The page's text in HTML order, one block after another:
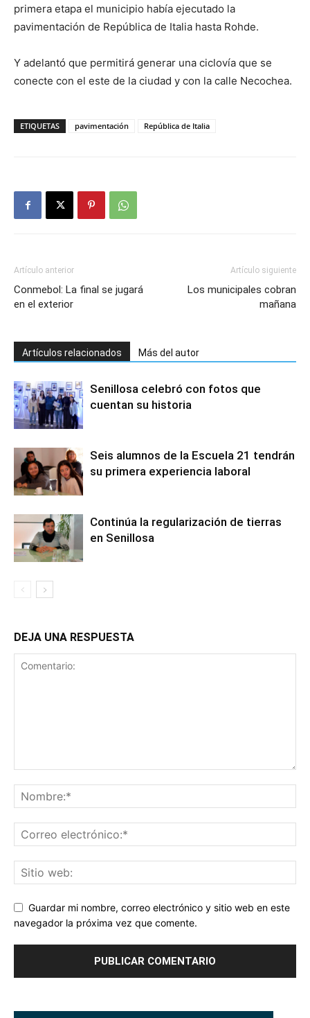
primera etapa el municipio había ejecutado la
pavimentación de República de Italia hasta Rohde.
Y adelantó que permitirá generar una ciclovía que se
conecte con el este de la ciudad y con la calle Necochea.
ETIQUETAS pavimentación República de Italia
Artículo anterior
Conmebol: La final se jugará
en el exterior
Artículo siguiente
Los municipales cobran
mañana
Artículos relacionados Más del autor
Senillosa celebró con fotos que
cuentan su historia
Seis alumnos de la Escuela 21 tendrán
su primera experiencia laboral
Continúa la regularización de tierras
en Senillosa
DEJA UNA RESPUESTA
Guardar mi nombre, correo electrónico y sitio web en este
navegador la próxima vez que comente.